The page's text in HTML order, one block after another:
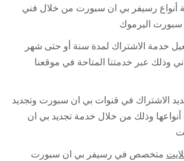
أنواع رسيفر بي ان سبورت من خلال فني
اليرموك
خدمة الاشتراك لمدة سنة أو حتى شهر
وذلك عبر خدمتنا المتاحة في موقعنا
الاشتراك في قنوات بي ان سبورت وتجديد
أنواعها وذلك من خلال خدمة تجديد بي ان
متخصص في رسيفر بي ان سبورت